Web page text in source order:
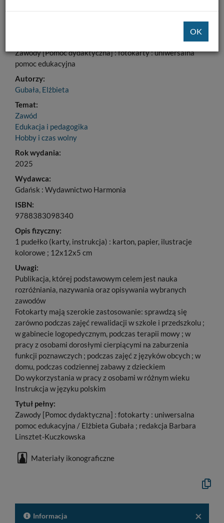
Zawody [Pomoc dydaktyczna] : fotokarty : uniwersalna
pomoc edukacyjna
Autorzy:
Gubała, Elżbieta
Temat:
Zawód
Edukacja i pedagogika
Hobby i czas wolny
Rok wydania:
2025
Wydawca:
Gdańsk : Wydawnictwo Harmonia
ISBN:
9788383098340
Opis fizyczny:
1 pudełko (karty, instrukcja) : karton, papier, ilustracje
kolorowe ; 12x12x5 cm
Uwagi:
Publikacja, której podstawowym celem jest nauka
rozróżniania, nazywania oraz opisywania wybranych
zawodów
Fotokarty mają szerokie zastosowanie: sprawdzą się
zarówno podczas zajęć rewalidacji w szkole i przedszkolu ;
w gabinecie logopedycznym, podczas terapii mowy ; w
pracy z osobami dorosłymi cierpiącymi na zaburzenia
funkcji poznawczych ; podczas zajęć z języków obcych ; w
domu, podczas codziennej zabawy z dzieckiem
Do wykorzystania w pracy z osobami w różnym wieku
Instrukcja w języku polskim
Tytuł pełny:
Zawody [Pomoc dydaktyczna] : fotokarty : uniwersalna
pomoc edukacyjna / Elżbieta Gubała ; redakcja Barbara
Linsztet-Kuczkowska
Materiały ikonograficzne
Kopiuj
do
×
Informacja